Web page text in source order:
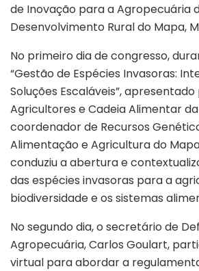
de Inovação para a Agropecuária
Desenvolvimento Rural do Mapa,
No primeiro dia de congresso,
“Gestão de Espécies Invasoras:
Soluções Escaláveis”,
Agricultores e Cadeia Alimentar da
coordenador de Recursos
Alimentação e Agricultura do
conduziu a abertura e
das espécies invasoras para a
biodiversidade e os sistemas
No segundo dia, o secretário de
Agropecuária, Carlos Goulart,
virtual para abordar a